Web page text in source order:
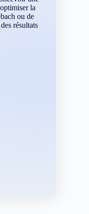
la
ou de
résultats